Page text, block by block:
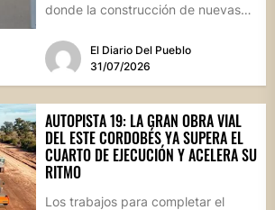
donde la construcción de nuevas
a...
El Diario Del Pueblo
31/07/2026
AUTOPISTA 19: LA GRAN OBRA VIAL
DEL ESTE CORDOBÉS YA SUPERA EL
CUARTO DE EJECUCIÓN Y ACELERA SU
RITMO
Los trabajos para completar el